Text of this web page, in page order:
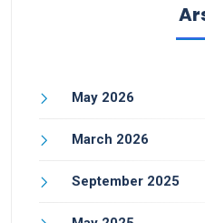
May 2026
March 2026
September 2025